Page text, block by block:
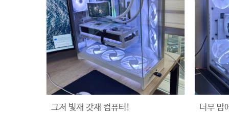
그저 빛재 갓재 컴퓨터! 너무 맘